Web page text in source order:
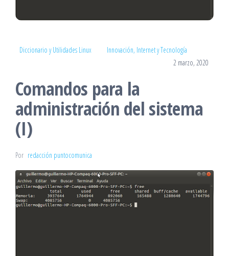
Diccionario y Utilidades Linux
Innovación, Internet y Tecnología
2 marzo, 2020
Comandos para la
administración del sistema
(I)
Por redacción puntocomunica